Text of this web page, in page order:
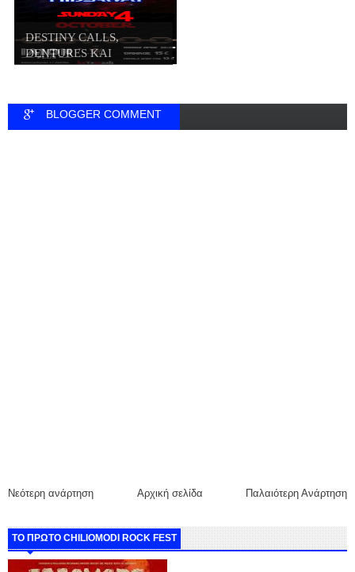
DESTINY CALLS,
DENTURES ΚΑΙ
HIDEWAY...
BLOGGER COMMENT
Νεότερη ανάρτηση Παλαιότερη Ανάρτηση
Αρχική σελίδα
ΤΟ ΠΡΩΤΟ CHILIOMODI ROCK FEST